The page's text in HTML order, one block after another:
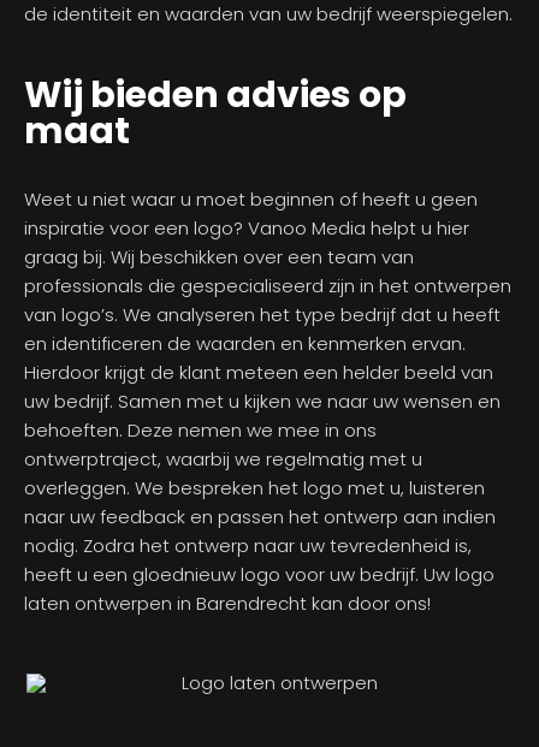
de identiteit en waarden van uw bedrijf weerspiegelen.
Wij bieden advies op
maat
Weet u niet waar u moet beginnen of heeft u geen
inspiratie voor een logo? Vanoo Media helpt u hier
graag bij. Wij beschikken over een team van
professionals die gespecialiseerd zijn in het ontwerpen
van logo’s. We analyseren het type bedrijf dat u heeft
en identificeren de waarden en kenmerken ervan.
Hierdoor krijgt de klant meteen een helder beeld van
uw bedrijf. Samen met u kijken we naar uw wensen en
behoeften. Deze nemen we mee in ons
ontwerptraject, waarbij we regelmatig met u
overleggen. We bespreken het logo met u, luisteren
naar uw feedback en passen het ontwerp aan indien
nodig. Zodra het ontwerp naar uw tevredenheid is,
heeft u een gloednieuw logo voor uw bedrijf. Uw logo
laten ontwerpen in Barendrecht kan door ons!